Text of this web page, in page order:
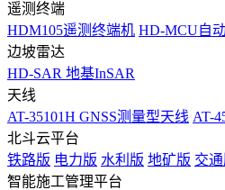
遥测终端
HDM105遥测终端机 HD-MCU自
边坡雷达
HD-SAR 地基InSAR
天线
AT-35101H GNSS测量型天线 AT-
北斗云平台
铁路版 电力版 水利版 地矿版 交
智能施工管理平台